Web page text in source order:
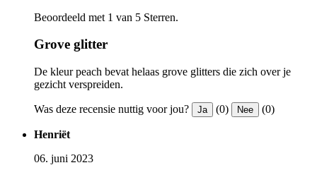
Beoordeeld met 1 van 5 Sterren.
Grove glitter
De kleur peach bevat helaas grove glitters die zich over je
gezicht verspreiden.
Was deze recensie nuttig voor jou? Ja (0) Nee (0)
Henriët
06. juni 2023